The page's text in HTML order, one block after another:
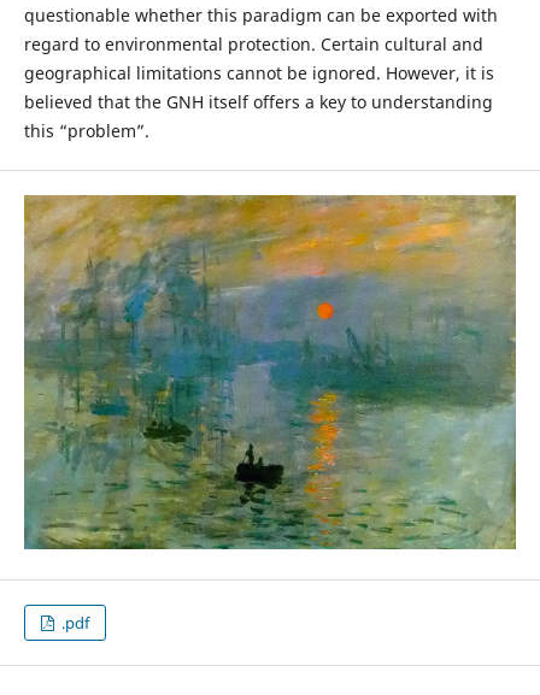
questionable whether this paradigm can be exported with
regard to environmental protection. Certain cultural and
geographical limitations cannot be ignored. However, it is
believed that the GNH itself offers a key to understanding
this “problem”.
.pdf